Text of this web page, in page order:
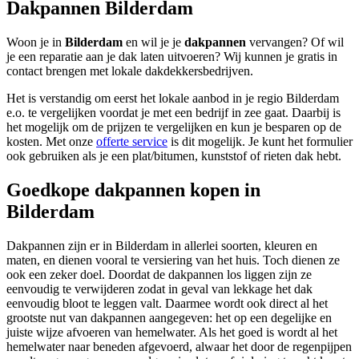
Dakpannen Bilderdam
Woon je in Bilderdam en wil je je dakpannen vervangen? Of wil
je een reparatie aan je dak laten uitvoeren? Wij kunnen je gratis in
contact brengen met lokale dakdekkersbedrijven.
Het is verstandig om eerst het lokale aanbod in je regio Bilderdam
e.o. te vergelijken voordat je met een bedrijf in zee gaat. Daarbij is
het mogelijk om de prijzen te vergelijken en kun je besparen op de
kosten. Met onze offerte service is dit mogelijk. Je kunt het formulier
ook gebruiken als je een plat/bitumen, kunststof of rieten dak hebt.
Goedkope dakpannen kopen in
Bilderdam
Dakpannen zijn er in Bilderdam in allerlei soorten, kleuren en
maten, en dienen vooral te versiering van het huis. Toch dienen ze
ook een zeker doel. Doordat de dakpannen los liggen zijn ze
eenvoudig te verwijderen zodat in geval van lekkage het dak
eenvoudig bloot te leggen valt. Daarmee wordt ook direct al het
grootste nut van dakpannen aangegeven: het op een degelijke en
juiste wijze afvoeren van hemelwater. Als het goed is wordt al het
hemelwater naar beneden afgevoerd, alwaar het door de regenpijpen